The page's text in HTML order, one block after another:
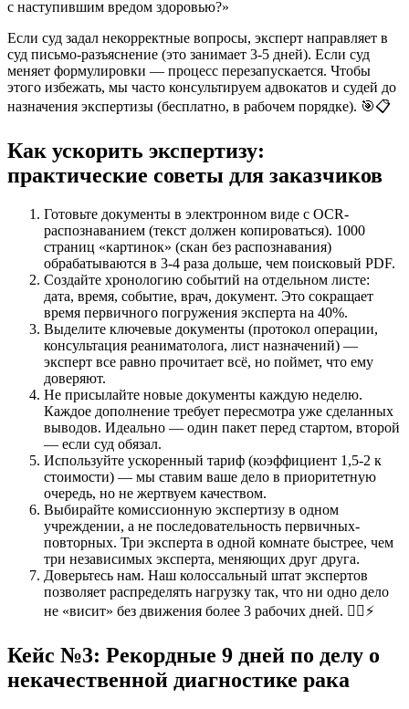
с наступившим вредом здоровью?»
Если суд задал некорректные вопросы, эксперт направляет в
суд письмо-разъяснение (это занимает 3-5 дней). Если суд
меняет формулировки — процесс перезапускается. Чтобы
этого избежать, мы часто консультируем адвокатов и судей до
назначения экспертизы (бесплатно, в рабочем порядке). 🎯📋
Как ускорить экспертизу:
практические советы для заказчиков
Готовьте документы в электронном виде с OCR-
распознаванием (текст должен копироваться). 1000
страниц «картинок» (скан без распознавания)
обрабатываются в 3-4 раза дольше, чем поисковый PDF.
Создайте хронологию событий на отдельном листе:
дата, время, событие, врач, документ. Это сокращает
время первичного погружения эксперта на 40%.
Выделите ключевые документы (протокол операции,
консультация реаниматолога, лист назначений) —
эксперт все равно прочитает всё, но поймет, что ему
доверяют.
Не присылайте новые документы каждую неделю.
Каждое дополнение требует пересмотра уже сделанных
выводов. Идеально — один пакет перед стартом, второй
— если суд обязал.
Используйте ускоренный тариф (коэффициент 1,5-2 к
стоимости) — мы ставим ваше дело в приоритетную
очередь, но не жертвуем качеством.
Выбирайте комиссионную экспертизу в одном
учреждении, а не последовательность первичных-
повторных. Три эксперта в одной комнате быстрее, чем
три независимых эксперта, меняющих друг друга.
Доверьтесь нам. Наш колоссальный штат экспертов
позволяет распределять нагрузку так, что ни одно дело
не «висит» без движения более 3 рабочих дней. 🏃‍♂️⚡
Кейс №3: Рекордные 9 дней по делу о
некачественной диагностике рака